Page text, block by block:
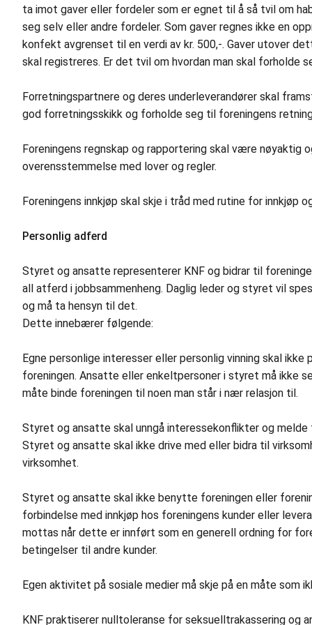
ta imot gaver eller fordeler som er egnet til å så tvil om
seg selv eller andre fordeler. Som gaver regnes ikke en
konfekt avgrenset til en verdi av kr. 500,-. Gaver utover
skal registreres. Er det tvil om hvordan man skal forholde
Forretningspartnere og deres underleverandører skal
god forretningsskikk og forholde seg til foreningens
Foreningens regnskap og rapportering skal være nøyaktig
overensstemmelse med lover og regler.
Foreningens innkjøp skal skje i tråd med rutine for innkjøp
Personlig adferd
Styret og ansatte representerer KNF og bidrar til
all atferd i jobbsammenheng. Daglig leder og styret vil
og må ta hensyn til det.
Dette innebærer følgende:
Egne personlige interesser eller personlig vinning skal
foreningen. Ansatte eller enkeltpersoner i styret må ikke
måte binde foreningen til noen man står i nær relasjon til.
Styret og ansatte skal unngå interessekonflikter og
Styret og ansatte skal ikke drive med eller bidra til
virksomhet.
Styret og ansatte skal ikke benytte foreningen eller
forbindelse med innkjøp hos foreningens kunder eller
mottas når dette er innført som en generell ordning for
betingelser til andre kunder.
Egen aktivitet på sosiale medier må skje på en måte som
KNF praktiserer nulltoleranse for seksuelltrakassering og